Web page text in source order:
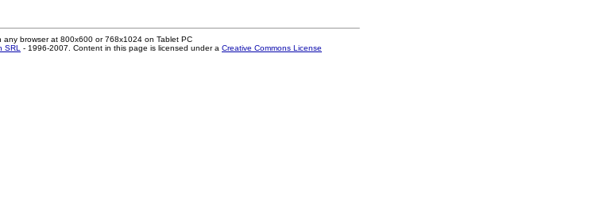
any browser at 800x600 or 768x1024 on Tablet PC
SRL - 1996-2007. Content in this page is licensed under a Creative Commons License